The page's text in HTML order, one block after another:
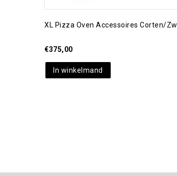
XL Pizza Oven Accessoires Corten/
€375,00
In winkelmand